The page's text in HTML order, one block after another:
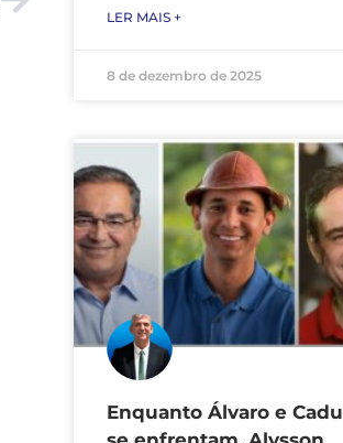
LER MAIS +
8 de dezembro de 2025
Enquanto Álvaro e Cadu